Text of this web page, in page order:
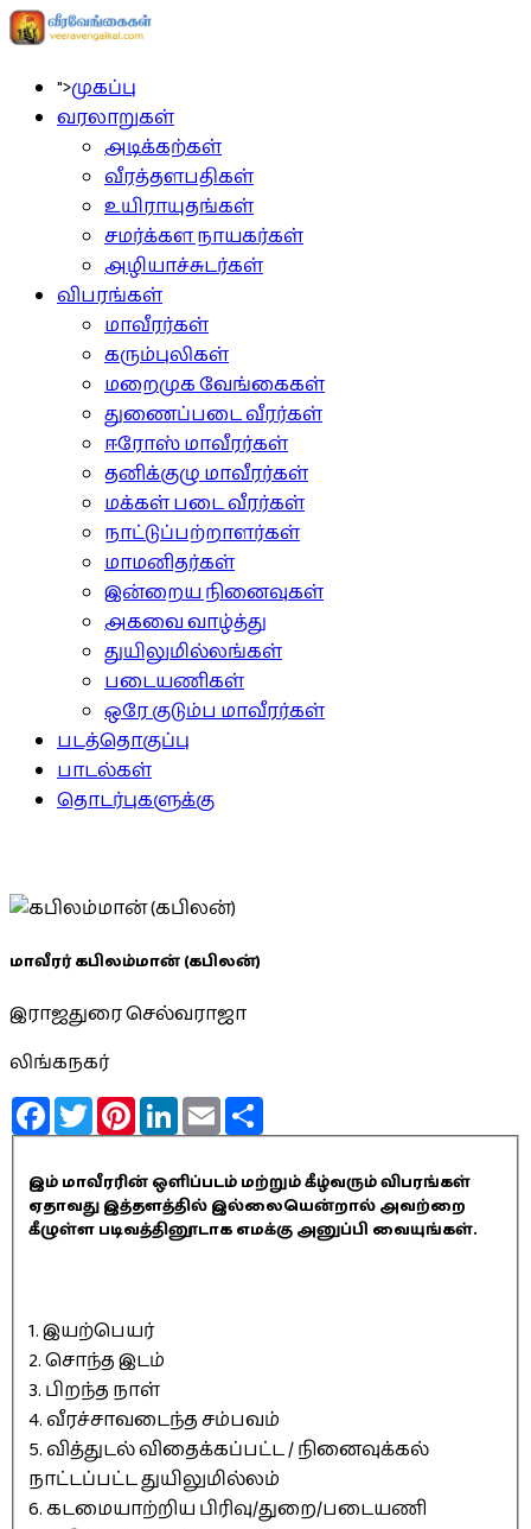
">முகப்பு
வரலாறுகள்
அடிக்கற்கள்
வீரத்தளபதிகள்
உயிராயுதங்கள்
சமர்க்கள நாயகர்கள்
அழியாச்சுடர்கள்
விபரங்கள்
மாவீரர்கள்
கரும்புலிகள்
மறைமுக வேங்கைகள்
துணைப்படை வீரர்கள்
ஈரோஸ் மாவீரர்கள்
தனிக்குழு மாவீரர்கள்
மக்கள் படை வீரர்கள்
நாட்டுப்பற்றாளர்கள்
மாமனிதர்கள்
இன்றைய நினைவுகள்
அகவை வாழ்த்து
துயிலுமில்லங்கள்
படையணிகள்
ஒரே குடும்ப மாவீரர்கள்
படத்தொகுப்பு
பாடல்கள்
தொடர்புகளுக்கு
மாவீரர் கபிலம்மான் (கபிலன்)
இராஜதுரை செல்வராஜா
லிங்கநகர்
FacebookTwitterPinterestLinkedInEmail
இம் மாவீரரின் ஒளிப்படம் மற்றும் கீழ்வரும் விபரங்கள்
ஏதாவது இத்தளத்தில் இல்லையென்றால் அவற்றை
கீழுள்ள படிவத்தினூடாக எமக்கு அனுப்பி வையுங்கள்.
1. இயற்பெயர்
2. சொந்த இடம்
3. பிறந்த நாள்
4. வீரச்சாவடைந்த சம்பவம்
5. வித்துடல் விதைக்கப்பட்ட / நினைவுக்கல்
நாட்டப்பட்ட துயிலுமில்லம்
6. கடமையாற்றிய பிரிவு/துறை/படையணி